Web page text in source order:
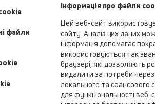
файли
Інформація про файли
Цей веб-сайт
сайту. Аналіз цих даних
інформація допомагає
використовуються так
браузері, які дозволяють
видалити за потреби
локального та сеансового
для функціональності